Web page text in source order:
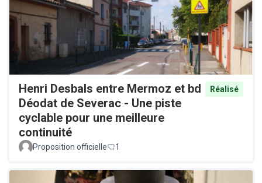
Henri Desbals entre Mermoz et bd
Déodat de Severac - Une piste
cyclable pour une meilleure
continuité
Réalisé
Proposition officielle 1